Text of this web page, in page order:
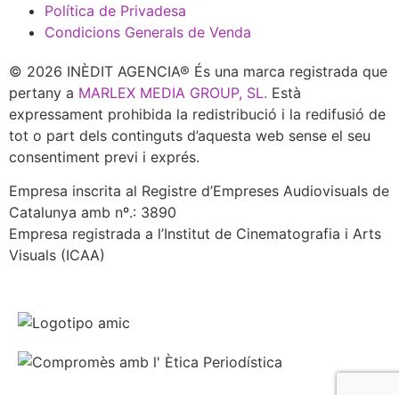
Política de Privadesa
Condicions Generals de Venda
© 2026 INÈDIT AGENCIA® És una marca registrada que
pertany a MARLEX MEDIA GROUP, SL. Està
expressament prohibida la redistribució i la redifusió de
tot o part dels continguts d’aquesta web sense el seu
consentiment previ i exprés.
Empresa inscrita al Registre d’Empreses Audiovisuals de
Catalunya amb nº.: 3890
Empresa registrada a l’Institut de Cinematografia i Arts
Visuals (ICAA)